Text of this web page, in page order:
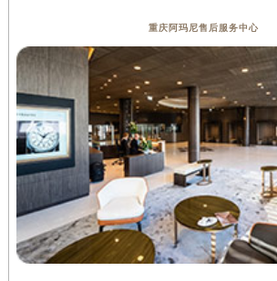
重庆阿玛尼售后服务中心